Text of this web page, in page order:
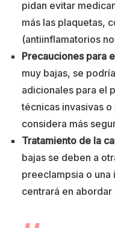
pidan evitar
más las plaquetas,
(antiinflamatorios
Precauciones para
muy bajas, se
adicionales para el
técnicas invasivas
considera más
Tratamiento de la
bajas se deben a
preeclampsia o
centrará en